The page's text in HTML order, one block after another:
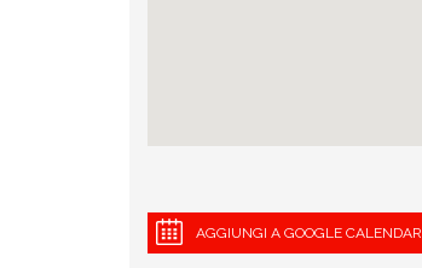
AGGIUNGI A GOOGLE CALENDAR